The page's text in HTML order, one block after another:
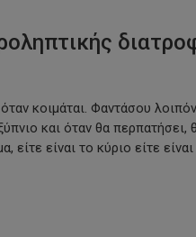
κοιμάται. Φαντάσου
και όταν θα περπατήσει,
είναι το κύριο είτε